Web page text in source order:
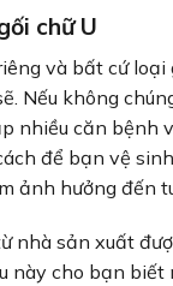
chữ U
và bất cứ loại
Nếu không
nhiều căn bệnh
để bạn vệ
ảnh hưởng đến
nhà sản xuất
này cho bạn biết